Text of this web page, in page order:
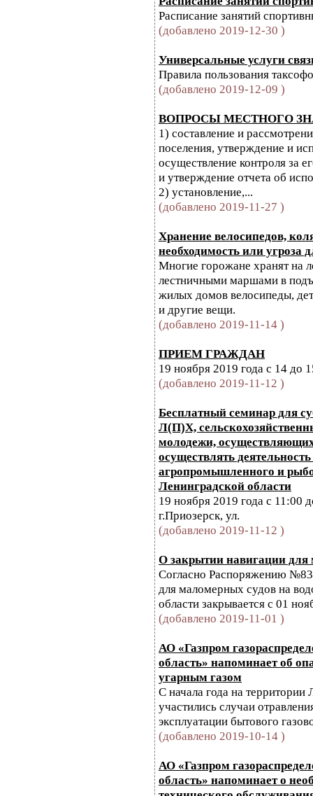
Расписание занятий
(добавлено 2019-12-30 )
Универсальные услуги
Правила пользования
(добавлено 2019-12-09 )
ВОПРОСЫ МЕСТНОГО
1) составление и
поселения, утверждение и
осуществление контроля за
и утверждение отчета об
2) установление,...
(добавлено 2019-11-27 )
Хранение велосипедов,
необходимость или угроза
Многие горожане хранят на
лестничными маршами в
жилых домов велосипеды,
и другие вещи.
(добавлено 2019-11-14 )
ПРИЕМ ГРАЖДАН
19 ноября 2019 года с 14 до
(добавлено 2019-11-12 )
Бесплатный семинар для
Л(П)Х,
молодежи,
осуществлять
агропромышленного и
Ленинградской области
19 ноября 2019 года с 11:00
г.Приозерск, ул.
(добавлено 2019-11-12 )
О закрытии навигации для
Согласно Распоряжению
для маломерных судов на
области закрывается с 01
(добавлено 2019-11-01 )
АО «Газпром
область» напоминает об
угарным газом
С начала года на территории
участились случаи
эксплуатации бытового
(добавлено 2019-10-14 )
АО «Газпром
область» напоминает о